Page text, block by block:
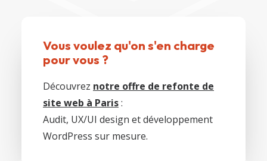
Vous voulez qu'on s'en charge
pour vous ?
Découvrez notre offre de refonte de
site web à Paris:
Audit, UX/UI design et développement
WordPress sur mesure.